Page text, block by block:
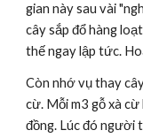
gian này sau vài
cây sắp đổ hàng
thế ngay lập tức.
Còn nhớ vụ thay
cừ. Mỗi m3 gỗ xà
đồng. Lúc đó người